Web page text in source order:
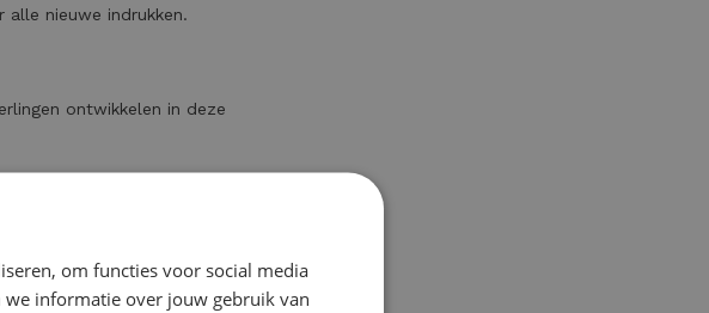
nieuwe indrukken.
ontwikkelen in deze
om functies voor social media
informatie over jouw gebruik van